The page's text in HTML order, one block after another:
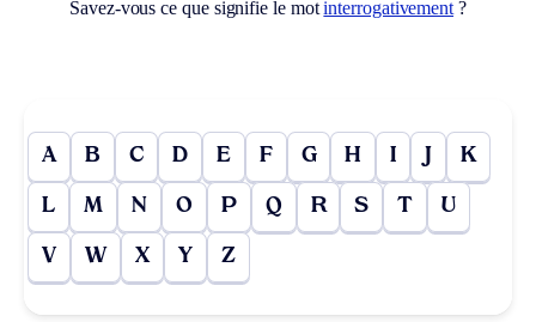
Savez-vous ce que signifie le motinterrogativement ?
A B C D E F G H I J K
L M N O P Q R S T U
V W X Y Z